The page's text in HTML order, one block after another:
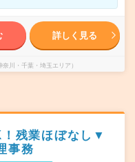
詳しく見る
川・千葉・埼玉エリア）
！残業ほぼなし▼
事務